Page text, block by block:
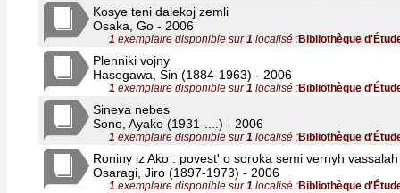
Kosye teni dalekoj zemli
Osaka, Go - 2006
1 exemplaire disponible sur1 localisé :Bibliothèque
Plenniki vojny
Hasegawa, Sin (1884-1963) - 2006
1 exemplaire disponible sur1 localisé :Bibliothèque
Sineva nebes
Sono, Ayako (1931-....) - 2006
1 exemplaire disponible sur1 localisé :Bibliothèque
Roniny iz Ako : povest' o soroka semi vernyh vassalah
Osaragi, Jiro (1897-1973) - 2006
1 exemplaire disponible sur1 localisé :Bibliothèque